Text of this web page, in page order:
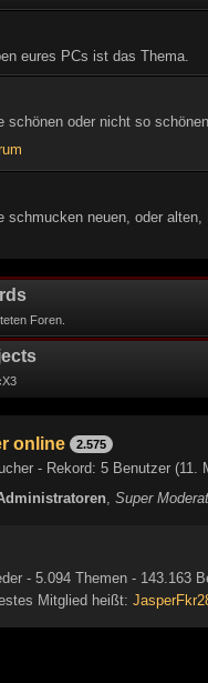
eures PCs ist das Thema.
schönen oder nicht so
schmucken neuen, oder alten,
Foren.
online 2.575
- Rekord: 5 Benutzer (11.
Super
- 5.094 Themen - 143.163
Mitglied heißt: